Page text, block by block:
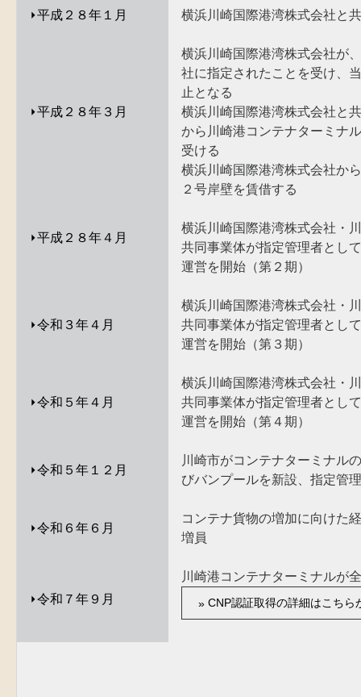
⏵平成２８年１月 横浜川崎国際港湾株式会社と
⏵平成２８年３月
横浜川崎国際港湾株式会社が
社に指定されたことを受け、
止となる
横浜川崎国際港湾株式会社と
から川崎港コンテナターミナ
受ける
横浜川崎国際港湾株式会社か
２号岸壁を賃借する
⏵平成２８年４月
横浜川崎国際港湾株式会社・
共同事業体が指定管理者とし
運営を開始（第２期）
⏵令和３年４月
横浜川崎国際港湾株式会社・
共同事業体が指定管理者とし
運営を開始（第３期）
⏵令和５年４月
横浜川崎国際港湾株式会社・
共同事業体が指定管理者とし
運営を開始（第４期）
⏵令和５年１２月
川崎市がコンテナターミナル
びバンプールを新設、指定管
⏵令和６年６月
コンテナ貨物の増加に向けた
増員
⏵令和７年９月
川崎港コンテナターミナル
CNP認証取得の詳細はこちら